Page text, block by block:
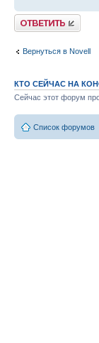
Ответить
Вернуться в Novell
КТО СЕЙЧАС НА
Сейчас этот форум
Список форумов